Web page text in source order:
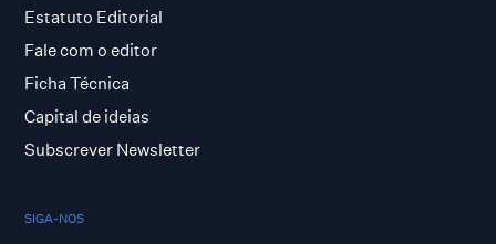
Estatuto Editorial
Fale com o editor
Ficha Técnica
Capital de ideias
Subscrever Newsletter
SIGA-NOS